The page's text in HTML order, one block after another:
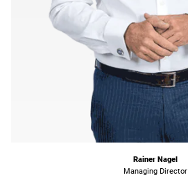
Rainer Nagel
Managing Director